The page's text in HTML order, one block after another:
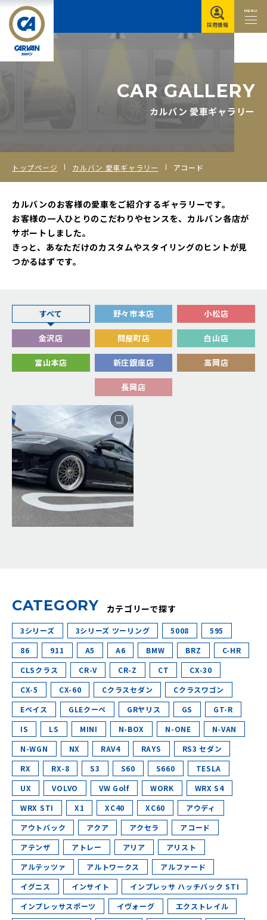
MENU
採用情報
CAR GALLERY
カルバン 愛車ギャラリー
トップページ カルバン 愛車ギャラリー アコード
カルバンのお客様の愛車をご紹介するギャラリーです。
お客様の一人ひとりのこだわりやセンスを、カルバン各店が
サポートしました。
きっと、あなただけのカスタムやスタイリングのヒントが見
つかるはずです。
すべて 野々市本店 小松店
金沢店 問屋町店 白山店
富山本店 新庄銀座店 高岡店
長岡店
CATEGORY カテゴリーで探す
3シリーズ 3シリーズ ツーリング 5008
595
86
911 A5 A6 BMW BRZ
C-HR
CLSクラス
CR-V CR-Z CT
CX-30
CX-5
CX-60 Cクラスセダン
Cクラスワゴン
Eペイス
GLEクーペ GRヤリス GS
GT-R
IS
LS MINI N-BOX N-ONE
N-VAN
N-WGN
NX RAV4 RAYS
RS3 セダン
RX
RX-8 S3 S60 S660
TESLA
UX
VOLVO VW Golf WORK
WRX S4
WRX STI
X1 XC40 XC60
アウディ
アウトバック
アクア アクセラ
アコード
アテンザ
アトレー アリア
アリスト
アルテッツァ
アルトワークス
アルファード
イグニス
インサイト
インプレッサ ハッチバック STI
インプレッサスポーツ
イヴォーグ
エクストレイル